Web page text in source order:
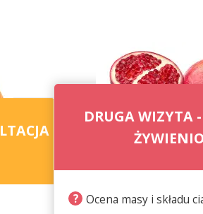
DRUGA WIZYTA
? Ocena masy i składu